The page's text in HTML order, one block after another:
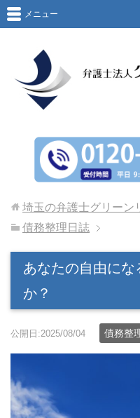
メニュー
埼玉の弁護士グリーン
債務整理日誌
あなたの自由に
か？
公開日:2025/08/04 債務整